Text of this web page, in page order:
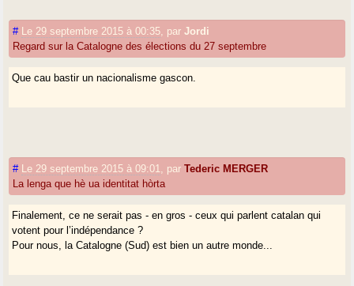
# Le 29 septembre 2015 à 00:35, parJordi
Regard sur la Catalogne des élections du 27 septembre
Que cau bastir un nacionalisme gascon.
# Le 29 septembre 2015 à 09:01, parTederic MERGER
La lenga que hè ua identitat hòrta
Finalement, ce ne serait pas - en gros - ceux qui parlent catalan qui
votent pour l’indépendance ?
Pour nous, la Catalogne (Sud) est bien un autre monde...